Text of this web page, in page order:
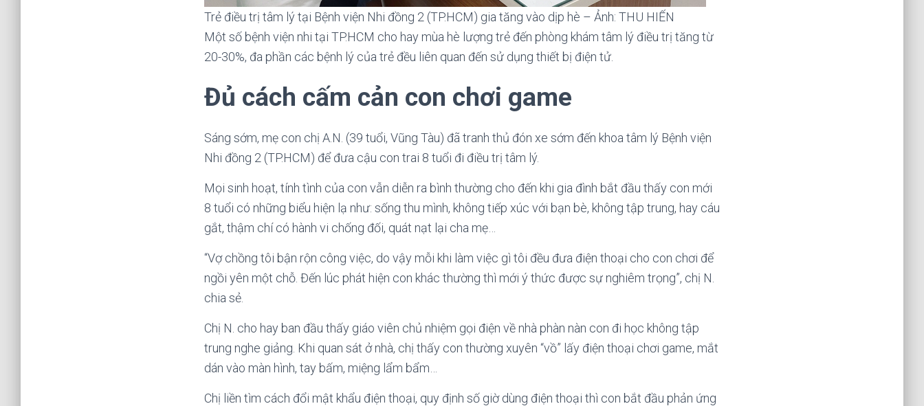
Trẻ điều trị tâm lý tại Bệnh viện Nhi đồng 2 (TP.HCM) gia tăng vào dịp hè – Ảnh: THU HIẾN
Một số bệnh viện nhi tại TP.HCM cho hay mùa hè lượng trẻ đến phòng khám tâm lý điều trị tăng từ
20-30%, đa phần các bệnh lý của trẻ đều liên quan đến sử dụng thiết bị điện tử.
Đủ cách cấm cản con chơi game
Sáng sớm, mẹ con chị A.N. (39 tuổi, Vũng Tàu) đã tranh thủ đón xe sớm đến khoa tâm lý Bệnh viện
Nhi đồng 2 (TP.HCM) để đưa cậu con trai 8 tuổi đi điều trị tâm lý.
Mọi sinh hoạt, tính tình của con vẫn diễn ra bình thường cho đến khi gia đình bắt đầu thấy con mới
8 tuổi có những biểu hiện lạ như: sống thu mình, không tiếp xúc với bạn bè, không tập trung, hay cáu
gắt, thậm chí có hành vi chống đối, quát nạt lại cha mẹ…
“Vợ chồng tôi bận rộn công việc, do vậy mỗi khi làm việc gì tôi đều đưa điện thoại cho con chơi để
ngồi yên một chỗ. Đến lúc phát hiện con khác thường thì mới ý thức được sự nghiêm trọng”, chị N.
chia sẻ.
Chị N. cho hay ban đầu thấy giáo viên chủ nhiệm gọi điện về nhà phàn nàn con đi học không tập
trung nghe giảng. Khi quan sát ở nhà, chị thấy con thường xuyên “vồ” lấy điện thoại chơi game, mắt
dán vào màn hình, tay bấm, miệng lẩm bẩm…
Chị liền tìm cách đổi mật khẩu điện thoại, quy định số giờ dùng điện thoại thì con bắt đầu phản ứng